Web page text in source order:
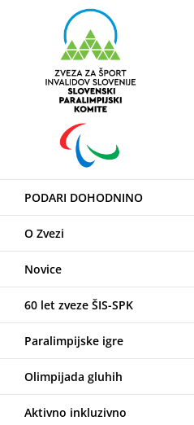
PODARI DOHODNINO
O Zvezi
Novice
60 let zveze ŠIS-SPK
Paralimpijske igre
Olimpijada gluhih
Aktivno inkluzivno